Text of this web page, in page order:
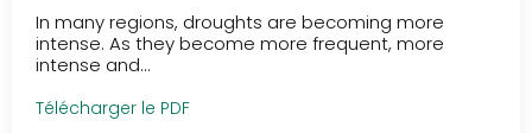
In many regions, droughts are becoming more
intense. As they become more frequent, more
intense and...
Télécharger le PDF